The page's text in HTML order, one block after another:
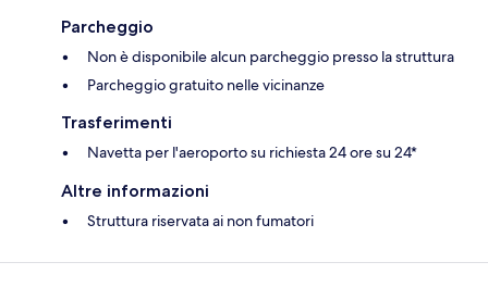
Parcheggio
Non è disponibile alcun parcheggio presso la struttura
Parcheggio gratuito nelle vicinanze
Trasferimenti
Navetta per l'aeroporto su richiesta 24 ore su 24*
Altre informazioni
Struttura riservata ai non fumatori